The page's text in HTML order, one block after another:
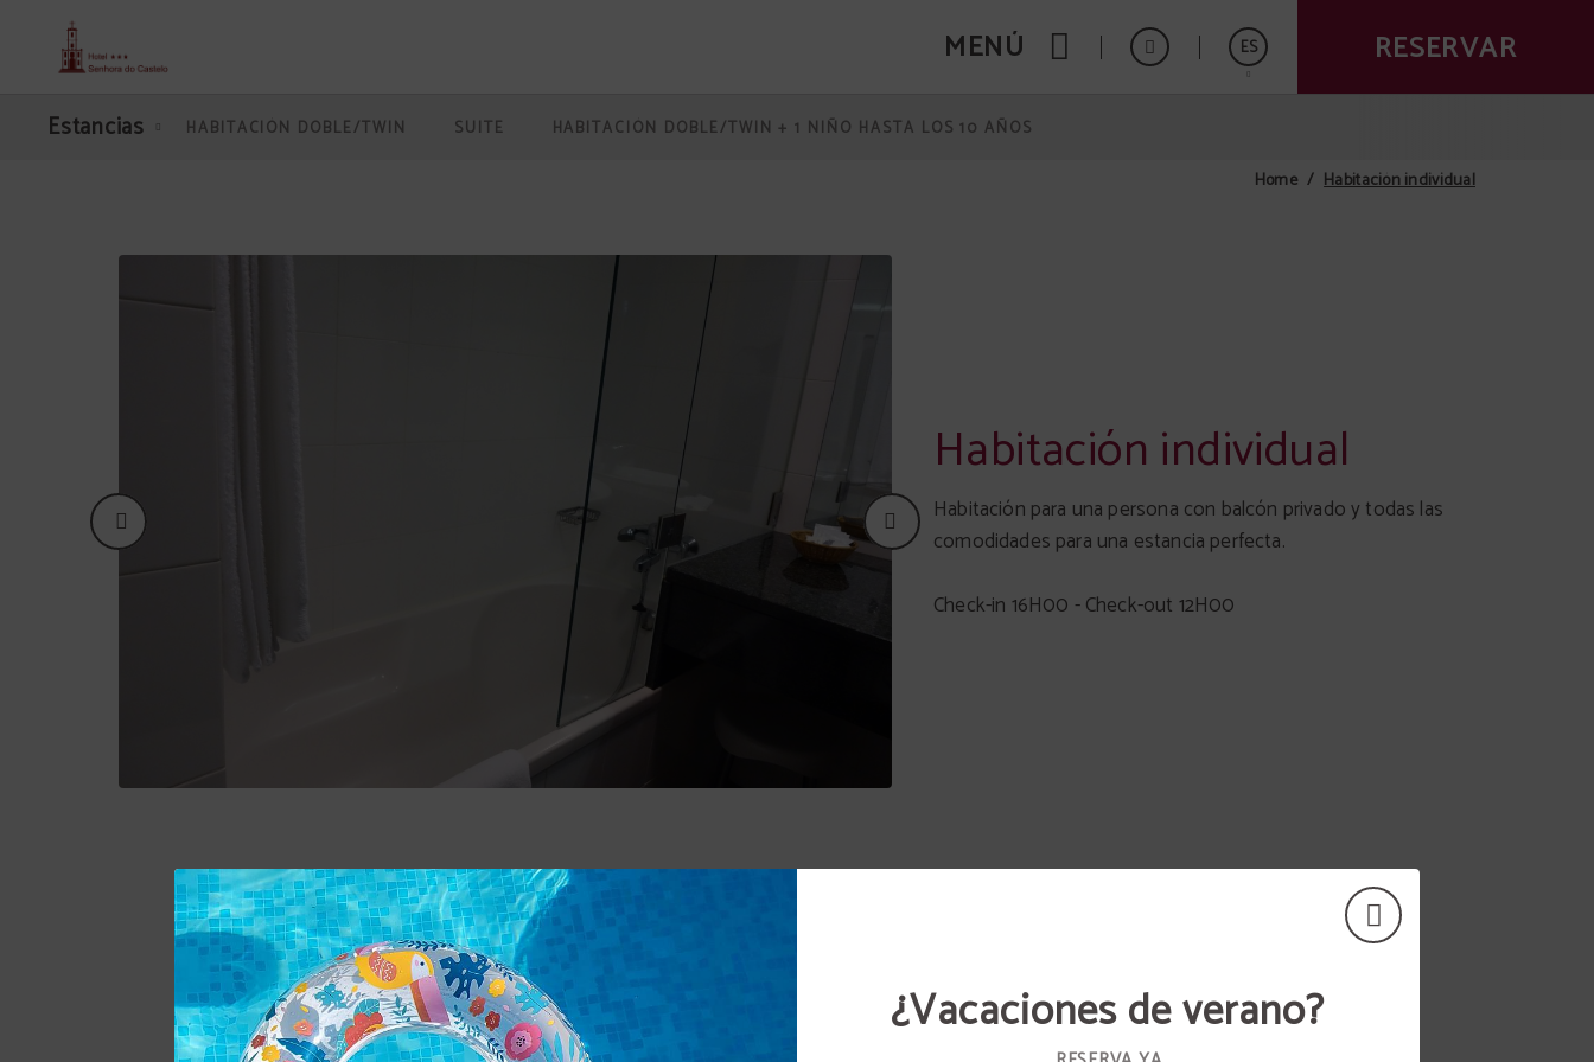
MENÚ ES
Português
RESERVAR
Estancias HABITACIÓN DOBLE/TWIN SUITE HABITACIÓN DOBLE/TWIN + 1 NIÑO HASTA LOS 10 AÑOS
Home Habitación individual
Habitación individual
Habitación para una persona con balcón privado y todas las
comodidades para una estancia perfecta.
Check-in 16H00 - Check-out 12H00
HABITACIÓN INDIVIDUAL
¿Vacaciones de verano?